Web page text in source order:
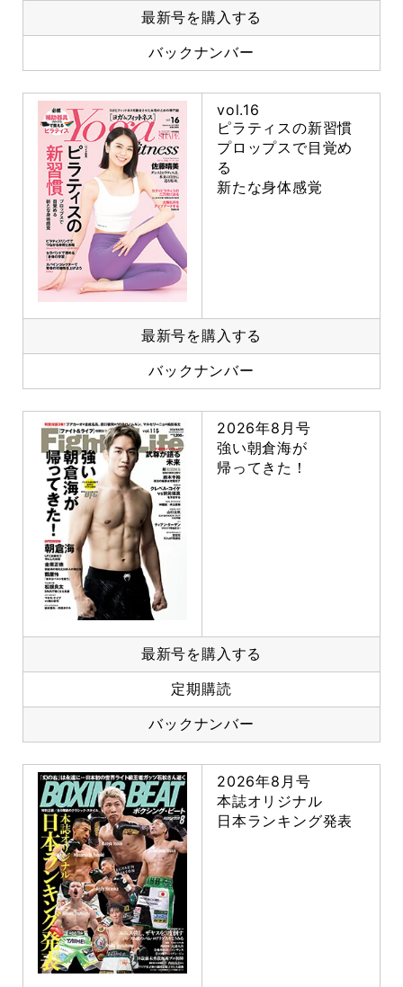
最新号を購入する
バックナンバー
vol.16
ピラティスの新習慣
プロップスで目覚め
る
新たな身体感覚
最新号を購入する
バックナンバー
2026年8月号
強い朝倉海が
帰ってきた！
最新号を購入する
定期購読
バックナンバー
2026年8月号
本誌オリジナル
日本ランキング発表